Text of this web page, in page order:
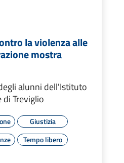
la violenza alle
mostra
alunni dell'Istituto
Treviglio
Giustizia
Tempo libero